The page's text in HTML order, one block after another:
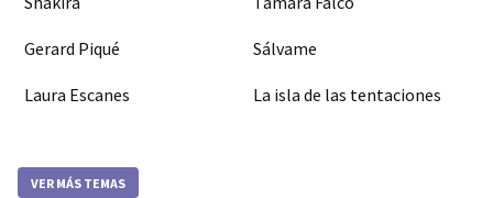
Gerard Piqué Sálvame
Laura Escanes La isla de las tentaciones
VER MÁS TEMAS